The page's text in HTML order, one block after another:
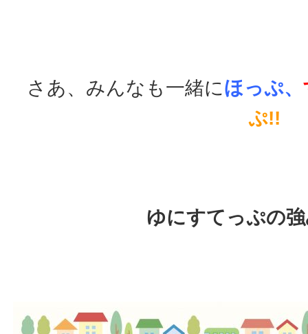
さあ、みんなも一緒にほっぷ、
ぷ!!
ゆにすてっぷの